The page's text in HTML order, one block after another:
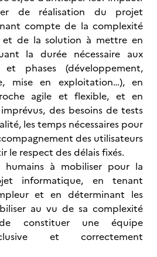
de réalisation du projet
compte de la complexité
et de la solution à mettre en
la durée nécessaire aux
phases (développement,
mise en exploitation…), en
agile et flexible, et en
des besoins de tests
les temps nécessaires pour
des utilisateurs
le respect des délais fixés.
humains à mobiliser pour la
informatique, en tenant
et en déterminant les
au vu de sa complexité
constituer une équipe
et correctement